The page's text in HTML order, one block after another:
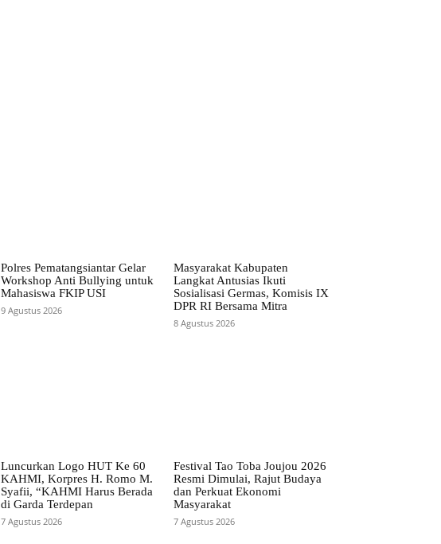
Polres Pematangsiantar Gelar
Workshop Anti Bullying untuk
Mahasiswa FKIP USI
9 Agustus 2026
Masyarakat Kabupaten
Langkat Antusias Ikuti
Sosialisasi Germas, Komisis IX
DPR RI Bersama Mitra
8 Agustus 2026
Luncurkan Logo HUT Ke 60
KAHMI, Korpres H. Romo M.
Syafii, “KAHMI Harus Berada
di Garda Terdepan
7 Agustus 2026
Festival Tao Toba Joujou 2026
Resmi Dimulai, Rajut Budaya
dan Perkuat Ekonomi
Masyarakat
7 Agustus 2026